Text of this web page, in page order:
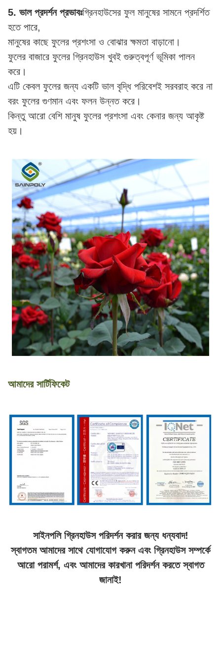
5. ভাল প্রদর্শন প্রভাবঃগ্রিনহাউসের ফুল মানুষের সামনে প্রদর্শিত
হতে পারে,
মানুষের কাছে ফুলের প্রশংসা ও বোঝার ক্ষমতা বাড়ানো।
ফুলের বাজারে ফুলের গ্রিনহাউস খুবই গুরুত্বপূর্ণ ভূমিকা পালন
করে।
এটি কেবল ফুলের জন্য একটি ভাল বৃদ্ধি পরিবেশই সরবরাহ করে না
বরং ফুলের গুণমান এবং ফলন উন্নত করে।
কিন্তু আরো বেশি মানুষ ফুলের প্রশংসা এবং কেনার জন্য আকৃষ্ট
হয়।
আমাদের সার্টিফিকেট
সাইনপলি গ্রিনহাউস পরিদর্শন করার জন্য ধন্যবাদ!
স্বাগতম আমাদের সাথে যোগাযোগ করুন এবং গ্রিনহাউস সম্পর্কে
আরো পরামর্শ, এবং আমাদের কারখানা পরিদর্শন করতে স্বাগত
জানাই!